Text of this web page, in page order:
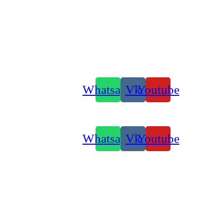
WhatsappVkYoutube
WhatsappVkYoutube